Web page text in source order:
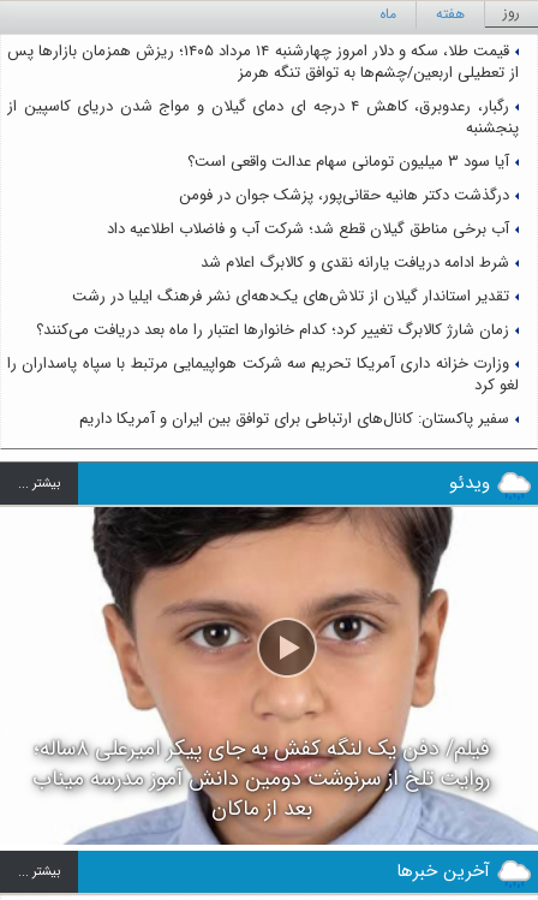
روز هفته ماه
قیمت طلا، سکه و دلار امروز چهارشنبه ۱۴ مرداد ۱۴۰۵؛ ریزش همزمان بازارها پس
از تعطیلی اربعین/چشم‌ها به توافق تنگه هرمز
رگبار، رعدوبرق، کاهش ۴ درجه ای دمای گیلان و مواج شدن دریای کاسپین از
پنجشنبه
آیا سود ۳ میلیون تومانی سهام عدالت واقعی است؟
درگذشت دکتر هانیه حقانی‌پور، پزشک جوان در فومن
آب برخی مناطق گیلان قطع شد؛ شرکت آب و فاضلاب اطلاعیه داد
شرط ادامه دریافت یارانه نقدی و کالابرگ اعلام شد
تقدیر استاندار گیلان از تلاش‌های یک‌دهه‌ای نشر فرهنگ ایلیا در رشت
زمان شارژ کالابرگ تغییر کرد؛ کدام خانوارها اعتبار را ماه بعد دریافت می‌کنند؟
وزارت خزانه داری آمریکا تحریم سه شرکت هواپیمایی مرتبط با سپاه پاسداران را
لغو کرد
سفیر پاکستان: کانال‌های ارتباطی برای توافق بین ایران و آمریکا داریم
ویدئو بيشتر ...
فیلم/ دفن یک لنگه کفش به جای پیکر امیرعلی ۸ساله؛
روایت تلخ از سرنوشت دومین دانش آموز مدرسه میناب
بعد از ماکان
آخرین خبرها بيشتر ...